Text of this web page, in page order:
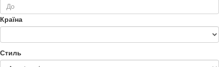
Країна
Стиль